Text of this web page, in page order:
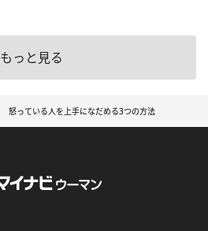
もっと見る
怒っている人を上手になだめる3つの方法